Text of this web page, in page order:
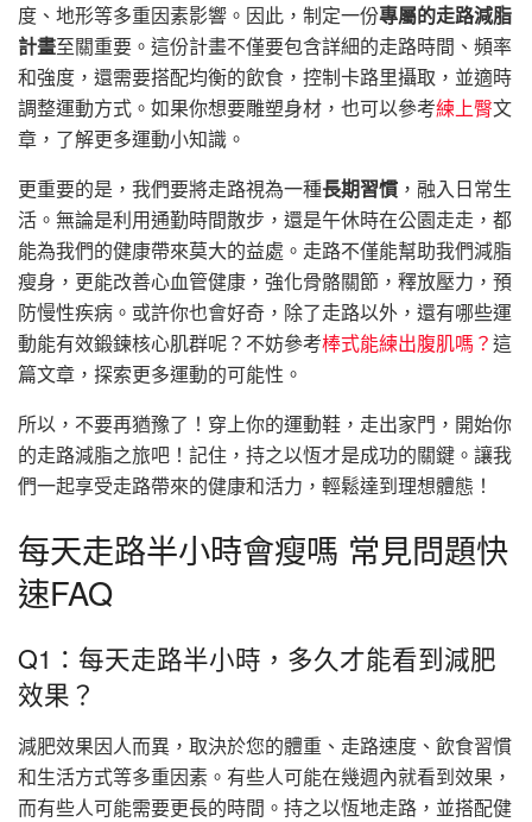
度、地形等多重因素影響。因此，制定一份專屬的走路減脂
計畫至關重要。這份計畫不僅要包含詳細的走路時間、頻率
和強度，還需要搭配均衡的飲食，控制卡路里攝取，並適時
調整運動方式。如果你想要雕塑身材，也可以參考練上臀文
章，了解更多運動小知識。
更重要的是，我們要將走路視為一種長期習慣 ，融入日常生
活。無論是利用通勤時間散步，還是午休時在公園走走，都
能為我們的健康帶來莫大的益處。走路不僅能幫助我們減脂
瘦身，更能改善心血管健康，強化骨骼關節，釋放壓力，預
防慢性疾病。或許你也會好奇，除了走路以外，還有哪些運
動能有效鍛鍊核心肌群呢？不妨參考棒式能練出腹肌嗎？這
篇文章，探索更多運動的可能性。
所以，不要再猶豫了！穿上你的運動鞋，走出家門，開始你
的走路減脂之旅吧！記住，持之以恆才是成功的關鍵。讓我
們一起享受走路帶來的健康和活力，輕鬆達到理想體態！
每天走路半小時會瘦嗎 常見問題快
速FAQ
Q1：每天走路半小時，多久才能看到減肥
效果？
減肥效果因人而異，取決於您的體重、走路速度、飲食習慣
和生活方式等多重因素。有些人可能在幾週內就看到效果，
而有些人可能需要更長的時間。持之以恆地走路，並搭配健